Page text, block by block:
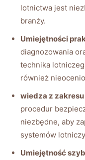
lotnictwa jest
branży.
Umiejętności
diagnozowania
technika
również
wiedza z
procedur
niezbędne, aby
systemów
Umiejętność